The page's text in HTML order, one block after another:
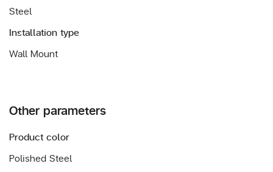
Steel
Installation type
Wall Mount
Other parameters
Product color
Polished Steel